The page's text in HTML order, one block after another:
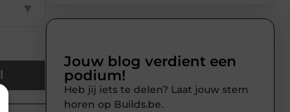
▼
Jouw blog verdient een
podium!
Heb jij iets te delen? Laat jouw stem
horen op Builds.be.